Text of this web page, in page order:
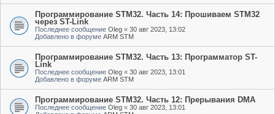
Программирование STM32. Часть 14: Прошиваем STM32
через ST-Link
Последнее сообщение Oleg « 30 авг 2023, 13:02
Добавлено в форуме ARM STM
Программирование STM32. Часть 13: Программатор ST-
Link
Последнее сообщение Oleg « 30 авг 2023, 13:01
Добавлено в форуме ARM STM
Программирование STM32. Часть 12: Прерывания DMA
Последнее сообщение Oleg « 30 авг 2023, 13:01